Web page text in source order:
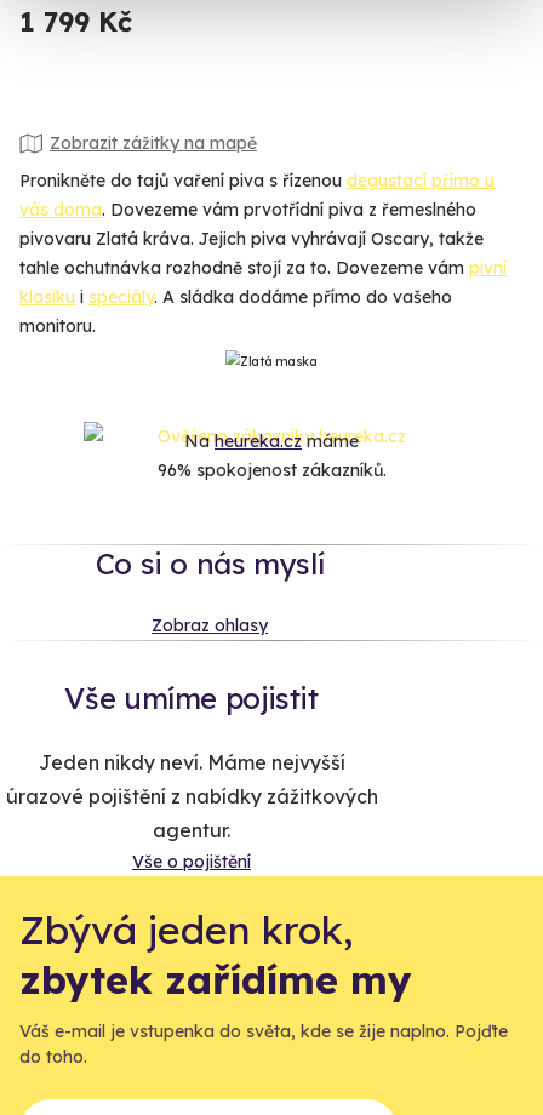
1 799 Kč
Zobrazit zážitky na mapě
Pronikněte do tajů vaření piva s řízenou degustací přímo u
vás doma. Dovezeme vám prvotřídní piva z řemeslného
pivovaru Zlatá kráva. Jejich piva vyhrávají Oscary, takže
tahle ochutnávka rozhodně stojí za to. Dovezeme vám pivní
klasiku i speciály. A sládka dodáme přímo do vašeho
monitoru.
Naheureka.czmáme
96% spokojenost zákazníků.
Co si o nás myslí
Zobraz ohlasy
Vše umíme pojistit
Jeden nikdy neví. Máme nejvyšší
úrazové pojištění z nabídky zážitkových
agentur.
Vše o pojištění
Zbývá jeden krok,
zbytek zařídíme my
Váš e-mail je vstupenka do světa, kde se žije naplno. Pojďte
do toho.